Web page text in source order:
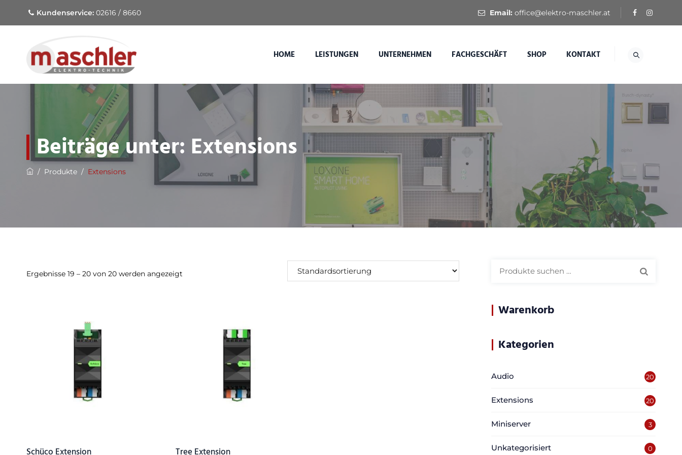
Kundenservice: 02616 / 8660 Email: office@elektro-maschler.at
HOME LEISTUNGEN UNTERNEHMEN FACHGESCHÄFT SHOP KONTAKT
Beiträge unter: Extensions
/ Produkte / Extensions
Ergebnisse 19 – 20 von 20 werden angezeigt
Schüco Extension Tree Extension
Warenkorb
Kategorien
Audio 20
Extensions 20
Miniserver 3
Unkategorisiert 0